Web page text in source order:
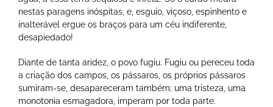
nestas paragens inóspitas, e, esguio, viçoso, espinhento e
inalterável ergue os braços para um céu indiferente,
desapiedado!
Diante de tanta aridez, o povo fugiu. Fugiu ou pereceu toda
a criação dos campos, os pássaros, os próprios pássaros
sumiram-se, desapareceram também; uma tristeza, uma
monotonia esmagadora, imperam por toda parte.